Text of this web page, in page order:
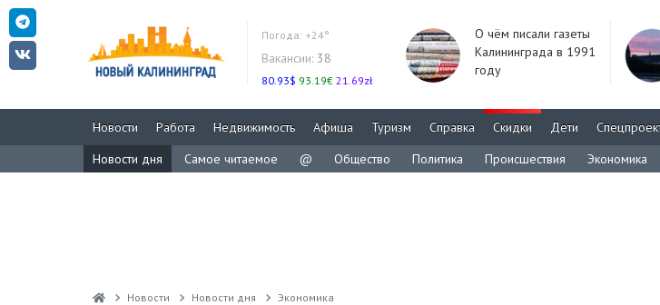
Погода: +24°
Вакансии: 38
80.93$ 93.19€ 21.69zł
О чём писали газеты
Калининграда в 1991
году
Новости Работа Недвижимость Афиша Туризм Справка Скидки Дети
Новости дня
Самое читаемое @ Общество Политика Происшествия Экономика
Новости Новости дня Экономика